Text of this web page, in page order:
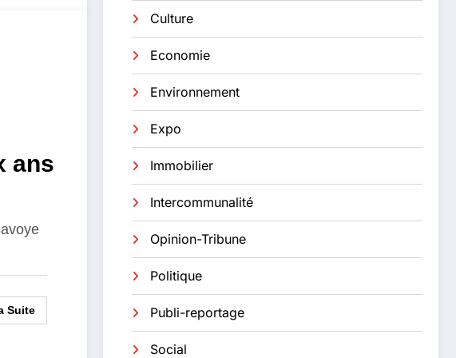
ans
Suite
Culture
Economie
Environnement
Expo
Immobilier
Intercommunalité
Opinion-Tribune
Politique
Publi-reportage
Social